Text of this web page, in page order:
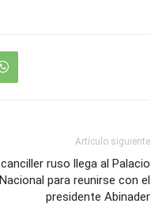
Artículo siguiente
ruso llega al Palacio
Nacional para reunirse con el
presidente Abinader